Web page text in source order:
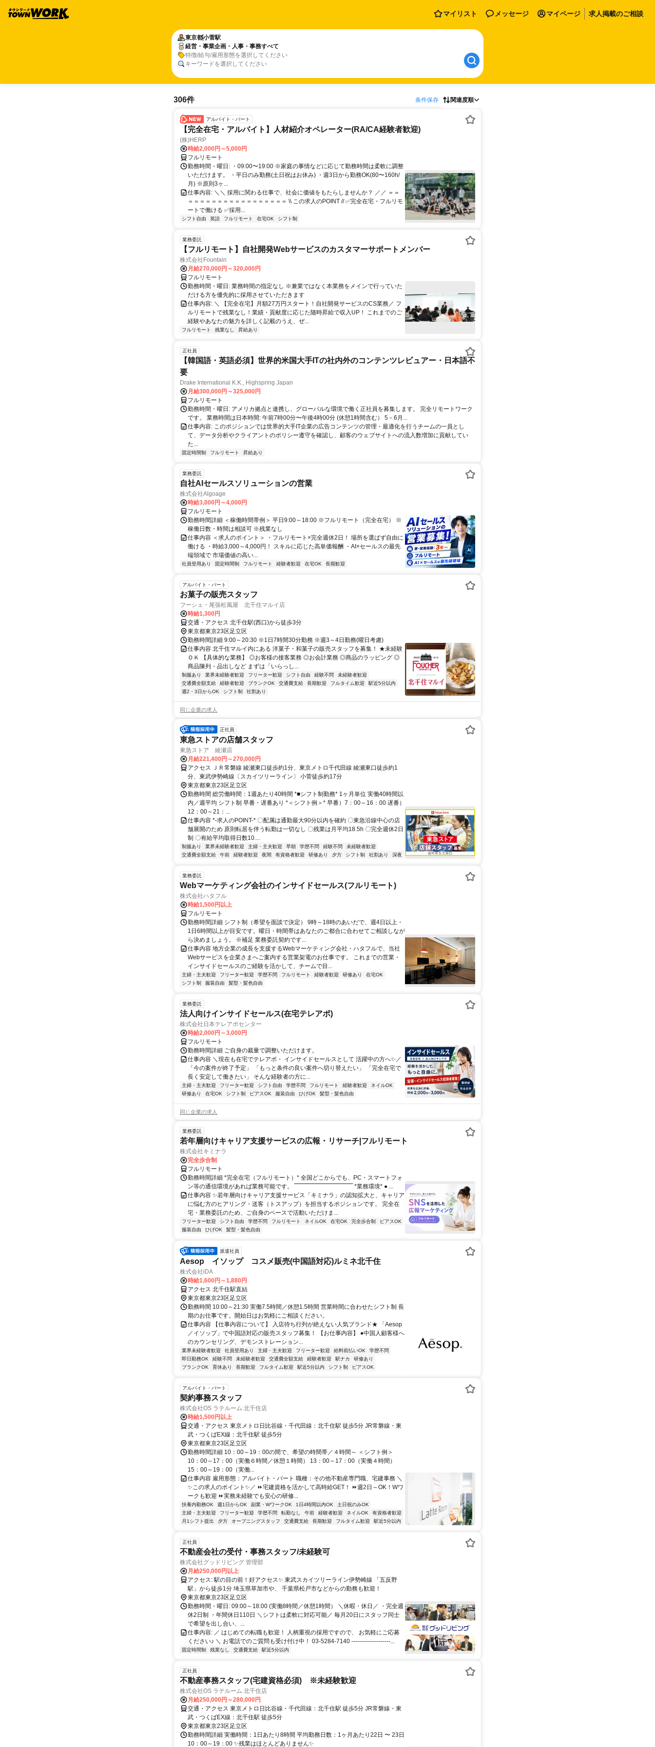
マイリスト メッセージ マイページ 求人掲載のご相談
東京都小菅駅
経営・事業企画・人事・事務すべて
特徴/給与/雇用形態を選択してください
キーワードを選択してください
306件 条件保存 関連度順
アルバイト・パート
【完全在宅・アルバイト】人材紹介オペレーター(RA/CA経験者歓迎)
(株)HERP
時給2,000円～5,000円
フルリモート
勤務時間・曜日: ・09:00〜19:00 ※家庭の事情などに応じて勤務時間は柔軟に調整
いただけます。 ・平日のみ勤務(土日祝はお休み) ・週3日から勤務OK(80〜160h/
月) ※原則3ヶ...
仕事内容: ＼＼ 採用に関わる仕事で、社会に価値をもたらしませんか？ ／／ ＝＝
＝＝＝＝＝＝＝＝＝＝＝＝＝＝＝＝＝ \\ この求人のPOINT // ✅完全在宅・フルリモ
ートで働ける ✅採用...
シフト自由 英語 フルリモート 在宅OK シフト制
業務委託
【フルリモート】自社開発Webサービスのカスタマーサポートメンバー
株式会社Fountain
月給270,000円～320,000円
フルリモート
勤務時間・曜日: 業務時間の指定なし ※兼業ではなく本業務をメインで行っていた
だける方を優先的に採用させていただきます
仕事内容: ＼ 【完全在宅】月額27万円スタート！自社開発サービスのCS業務／ フ
ルリモートで残業なし！業績・貢献度に応じた随時昇給で収入UP！ これまでのご
経験やあなたの魅力を詳しく記載のうえ、ぜ...
フルリモート 残業なし 昇給あり
正社員
【韓国語・英語必須】世界的米国大手ITの社内外のコンテンツレビュアー・日本語不
要
Drake International K.K., Highspring Japan
月給300,000円～325,000円
フルリモート
勤務時間・曜日: アメリカ拠点と連携し、グローバルな環境で働く正社員を募集します。 完全リモートワーク
です。 業務時間は日本時間: 午前7時00分〜午後4時00分 (休憩1時間含む） 5－6月...
仕事内容: このポジションでは世界的大手IT企業の広告コンテンツの管理・最適化を行うチームの一員とし
て、データ分析やクライアントのポリシー遵守を確認し、顧客のウェブサイトへの流入数増加に貢献してい
た...
固定時間制 フルリモート 昇給あり
業務委託
自社AIセールスソリューションの営業
株式会社Algoage
時給3,000円～4,000円
フルリモート
勤務時間詳細 ＜稼働時間帯例＞ 平日9:00～18:00 ※フルリモート（完全在宅） ※
稼働日数・時間は相談可 ※残業なし
仕事内容 ＜求人のポイント＞ ・フルリモート×完全週休2日！ 場所を選ばず自由に
働ける ・時給3,000～4,000円！ スキルに応じた高単価報酬 ・AI×セールスの最先
端領域で 市場価値の高い...
社員登用あり 固定時間制 フルリモート 経験者歓迎 在宅OK 長期歓迎
アルバイト・パート
お菓子の販売スタッフ
フーシェ・尾張松風屋 北千住マルイ店
時給1,300円
交通・アクセス 北千住駅(西口)から徒歩3分
東京都東京23区足立区
勤務時間詳細 9:00～20:30 ※1日7時間30分勤務 ※週3～4日勤務(曜日考慮)
仕事内容 北千住マルイ内にある 洋菓子・和菓子の販売スタッフを募集！ ★未経験
ＯＫ 【具体的な業務】 ◎お客様の接客業務 ◎お会計業務 ◎商品のラッピング ◎
商品陳列・品出しなど まずは「いらっし...
制服あり 業界未経験者歓迎 フリーター歓迎 シフト自由 経験不問
未経験者歓迎
交通費全額支給
経験者歓迎 ブランクOK 交通費支給 長期歓迎 フルタイム歓迎
駅近5分以内
週2・3日からOK
シフト制 社割あり
同じ企業の求人
正社員
東急ストアの店舗スタッフ
東急ストア 綾瀬店
月給221,400円～270,000円
アクセス ＪＲ常磐線 綾瀬東口徒歩約1分、東京メトロ千代田線 綾瀬東口徒歩約1
分、東武伊勢崎線〔スカイツリーライン〕 小菅徒歩約17分
東京都東京23区足立区
勤務時間 総労働時間：1週あたり40時間 *■シフト制勤務* 1ヶ月単位 実働40時間以
内／週平均 シフト制 早番・遅番あり *＜シフト例＞* 早番）7：00～16：00 遅番）
12：00～21：...
仕事内容 *-求人のPOINT-* 〇配属は通勤最大90分以内を確約 〇東急沿線中心の店
舗展開のため 原則転居を伴う転勤は一切なし 〇残業は月平均18.5h 〇完全週休2日
制 〇有給平均取得日数10....
制服あり 業界未経験者歓迎 主婦・主夫歓迎 早朝 学歴不問 経験不問
未経験者歓迎
交通費全額支給
午前 経験者歓迎 夜間 有資格者歓迎 研修あり 夕方 シフト制 社割あり 深夜
業務委託
Webマーケティング会社のインサイドセールス(フルリモート)
株式会社ハタフル
時給1,500円以上
フルリモート
勤務時間詳細 シフト制（希望を面談で決定） 9時～18時のあいだで、週4日以上・
1日6時間以上が目安です。曜日・時間帯はあなたのご都合に合わせてご相談しなが
ら決めましょう。 ※補足 業務委託契約です...
仕事内容 地方企業の成長を支援するWebマーケティング会社・ハタフルで、当社
Webサービスを企業さまへご案内する営業架電のお仕事です。 これまでの営業・
インサイドセールスのご経験を活かして、チームで目...
主婦・主夫歓迎 フリーター歓迎 学歴不問 フルリモート 経験者歓迎 研修あり
在宅OK
シフト制
服装自由 髪型・髪色自由
業務委託
法人向けインサイドセールス(在宅テレアポ)
株式会社日本テレアポセンター
時給2,000円～3,000円
フルリモート
勤務時間詳細 ご自身の裁量で調整いただけます。
仕事内容 ＼現在も在宅でテレアポ・ インサイドセールスとして 活躍中の方へ✨／
「今の案件が終了予定」 「もっと条件の良い案件へ切り替えたい」 「完全在宅で
長く安定して働きたい」 そんな経験者の方に...
主婦・主夫歓迎 フリーター歓迎 シフト自由 学歴不問 フルリモート 経験者歓迎
ネイルOK
研修あり
在宅OK シフト制 ピアスOK 服装自由 ひげOK 髪型・髪色自由
同じ企業の求人
業務委託
若年層向けキャリア支援サービスの広報・リサーチ|フルリモート
株式会社キミナラ
完全歩合制
フルリモート
勤務時間詳細 *完全在宅（フルリモート）* 全国どこからでも、PC・スマートフォ
ン等の通信環境があれば業務可能です。 ‾‾‾‾‾‾‾‾‾‾‾‾‾‾‾‾‾‾‾‾‾‾‾‾‾‾‾‾‾‾ *業務環境* ● ...
仕事内容 ✨若年層向けキャリア支援サービス「キミナラ」の認知拡大と、キャリア
に悩む方のヒアリング・送客（トスアップ）を担当するポジションです。 完全在
宅・業務委託のため、ご自身のペースで活動いただけま...
フリーター歓迎 シフト自由 学歴不問 フルリモート ネイルOK 在宅OK 完全歩合制
ピアスOK
服装自由
ひげOK 髪型・髪色自由
派遣社員
Aesop イソップ コスメ販売(中国語対応)ルミネ北千住
株式会社iDA
時給1,600円～1,880円
アクセス 北千住駅直結
東京都東京23区足立区
勤務時間 10:00～21:30 実働7.5時間／休憩1.5時間 営業時間に合わせたシフト制 長
期のお仕事です。開始日はお気軽にご相談ください。
仕事内容 【仕事内容について】 入店待ち行列が絶えない人気ブランド★ 「Aesop
／イソップ」で中国語対応の販売スタッフ募集！ 【お仕事内容】 ●中国人顧客様へ
のカウンセリング、デモンストレーション...
業界未経験者歓迎 社員登用あり 主婦・主夫歓迎 フリーター歓迎 給料前払いOK
学歴不問
即日勤務OK
経験不問 未経験者歓迎 交通費全額支給 経験者歓迎 駅ナカ
研修あり
ブランクOK
育休あり 長期歓迎 フルタイム歓迎 駅近5分以内 シフト制 ピアスOK
アルバイト・パート
契約事務スタッフ
株式会社OS ラテルーム 北千住店
時給1,500円以上
交通・アクセス 東京メトロ日比谷線・千代田線：北千住駅 徒歩5分 JR常磐線・東
武・つくばEX線：北千住駅 徒歩5分
東京都東京23区足立区
勤務時間詳細 10：00～19：00の間で、希望の時間帯／４時間～ ＜シフト例＞
10：00～17：00（実働６時間／休憩１時間） 13：00～17：00（実働４時間）
15：00～19：00（実働...
仕事内容 雇用形態：アルバイト・パート 職種：その他不動産専門職、宅建事務 ＼
✨この求人のポイント✨／ ⏩宅建資格を活かして高時給GET！ ⏩週2日～OK！Wワ
ークも歓迎 ⏩実務未経験でも安心の研修...
扶養内勤務OK 週1日からOK 副業・WワークOK 1日4時間以内OK
土日祝のみOK
主婦・主夫歓迎
フリーター歓迎 学歴不問 転勤なし 午前 経験者歓迎 ネイルOK
有資格者歓迎
月1シフト提出
夕方 オープニングスタッフ 交通費支給 長期歓迎 フルタイム歓迎 駅近5分以内
正社員
不動産会社の受付・事務スタッフ/未経験可
株式会社グッドリビング 管理部
月給250,000円以上
アクセス: 駅の目の前！好アクセス✨ 東武スカイツリーライン伊勢崎線 「五反野
駅」から徒歩1分 埼玉県草加市や、 千葉県松戸市などからの勤務も歓迎！
東京都東京23区足立区
勤務時間・曜日: 09:00～18:00 (実働8時間／休憩1時間） ＼休暇・休日／ ・完全週
休2日制 ・年間休日110日 ＼シフトは柔軟に対応可能／ 毎月20日にスタッフ同士
で希望を出し合い、...
仕事内容: ／ はじめての転職も歓迎！ 人柄重視の採用ですので、 お気軽にご応募
ください♪ ＼ お電話でのご質問も受け付け中！ 03-5284-7140 --------------------...
固定時間制 残業なし 交通費支給 駅近5分以内
正社員
不動産事務スタッフ(宅建資格必須) ※未経験歓迎
株式会社OS ラテルーム 北千住店
月給250,000円～280,000円
交通・アクセス 東京メトロ日比谷線・千代田線：北千住駅 徒歩5分 JR常磐線・東
武・つくばEX線：北千住駅 徒歩5分
東京都東京23区足立区
勤務時間詳細 実働時間：1日あたり8時間 平均勤務日数：1ヶ月あたり22日 〜 23日
10：00～19：00 ✨残業はほとんどありません✨